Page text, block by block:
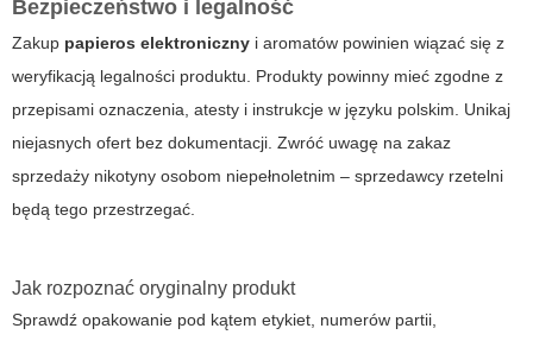
Bezpieczeństwo i legalność
Zakup papieros elektroniczny i aromatów powinien wiązać się z
weryfikacją legalności produktu. Produkty powinny mieć zgodne z
przepisami oznaczenia, atesty i instrukcje w języku polskim. Unikaj
niejasnych ofert bez dokumentacji. Zwróć uwagę na zakaz
sprzedaży nikotyny osobom niepełnoletnim – sprzedawcy rzetelni
będą tego przestrzegać.
Jak rozpoznać oryginalny produkt
Sprawdź opakowanie pod kątem etykiet, numerów partii,